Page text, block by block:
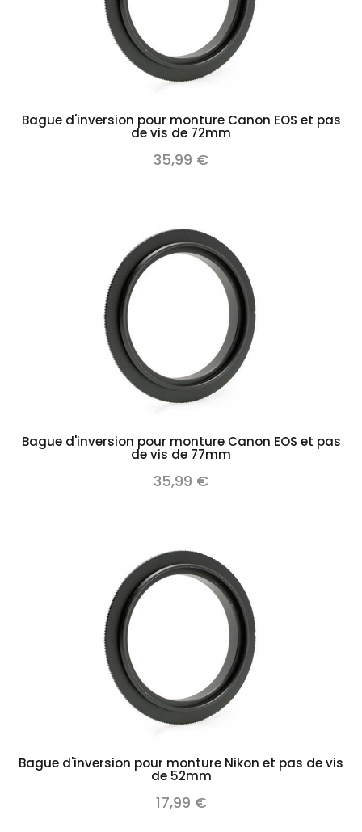
Bague d'inversion pour monture Canon EOS et pas
de vis de 72mm
35,99 €
Bague d'inversion pour monture Canon EOS et pas
de vis de 77mm
35,99 €
Bague d'inversion pour monture Nikon et pas de vis
de 52mm
17,99 €